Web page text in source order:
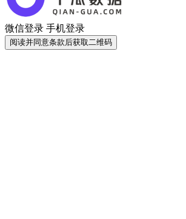
微信登录 手机登录
阅读并同意条款后获取二维码